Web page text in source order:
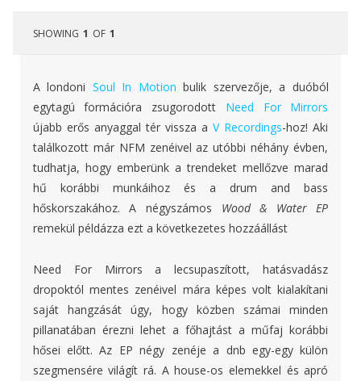
SHOWING 1 OF 1
A londoni Soul In Motion bulik szervezője, a duóból
egytagú formációra zsugorodott Need For Mirrors
újabb erős anyaggal tér vissza aV Recordings-hoz! Aki
találkozott már NFM zenéivel az utóbbi néhány évben,
tudhatja, hogy emberünk a trendeket mellőzve marad
hű korábbi munkáihoz és a drum and bass
hőskorszakához. A négyszámos Wood & Water EP
remekül példázza ezt a következetes hozzáállást
Need For Mirrors a lecsupaszított, hatásvadász
dropoktól mentes zenéivel mára képes volt kialakítani
saját hangzását úgy, hogy közben számai minden
pillanatában érezni lehet a főhajtást a műfaj korábbi
hősei előtt. Az EP négy zenéje a dnb egy-egy külön
szegmensére világít rá. A house-os elemekkel és apró